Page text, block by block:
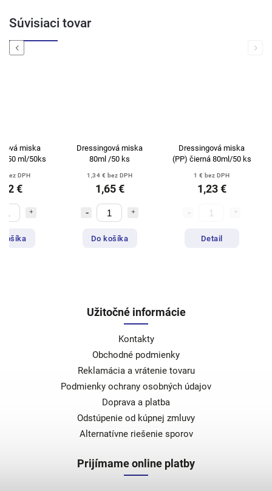
Súvisiaci tovar
Previous
miska
50 ml/50ks
bez DPH
€
košíka
Dressingová miska
80ml /50 ks
1,34 € bez DPH
1,65 €
Do košíka
Dressingová miska
(PP) čierná 80ml/50 ks
1 € bez DPH
1,23 €
Detail
Next
Užitočné informácie
Kontakty
Obchodné podmienky
Reklamácia a vrátenie tovaru
Podmienky ochrany osobných údajov
Doprava a platba
Odstúpenie od kúpnej zmluvy
Alternatívne riešenie sporov
Prijímame online platby